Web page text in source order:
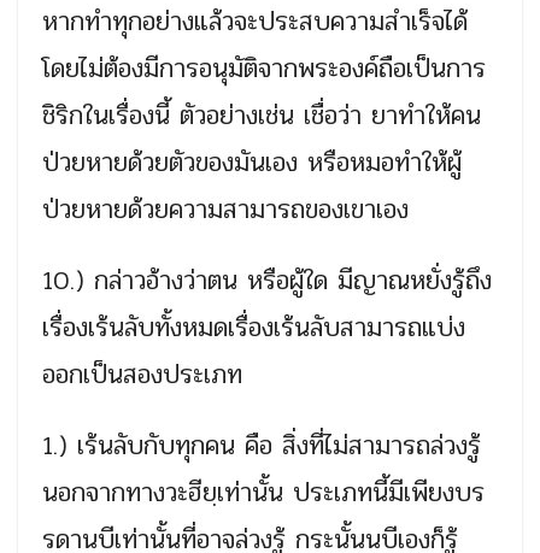
หากทำทุกอย่างแล้วจะประสบความสำเร็จได้
โดยไม่ต้องมีการอนุมัติจากพระองค์ถือเป็นการ
ชิริกในเรื่องนี้ ตัวอย่างเช่น เชื่อว่า ยาทำให้คน
ป่วยหายด้วยตัวของมันเอง หรือหมอทำให้ผู้
ป่วยหายด้วยความสามารถของเขาเอง
10.) กล่าวอ้างว่าตน หรือผู้ใด มีญาณหยั่งรู้ถึง
เรื่องเร้นลับทั้งหมดเรื่องเร้นลับสามารถแบ่ง
ออกเป็นสองประเภท
1.) เร้นลับกับทุกคน คือ สิ่งที่ไม่สามารถล่วงรู้
นอกจากทางวะฮียฺเท่านั้น ประเภทนี้มีเพียงบร
รดานบีเท่านั้นที่อาจล่วงรู้ กระนั้นนบีเองก็รู้